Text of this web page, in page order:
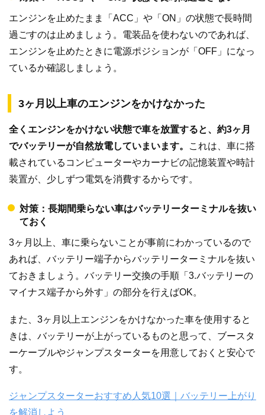
エンジンを止めたまま「ACC」や「ON」の状態で長時間
過ごすのは止めましょう。電装品を使わないのであれば、
エンジンを止めたときに電源ポジションが「OFF」になっ
ているか確認しましょう。
3ヶ月以上車のエンジンをかけなかった
全くエンジンをかけない状態で車を放置すると、約3ヶ月
でバッテリーが自然放電していまいます。
これは、車に搭
載されているコンピューターやカーナビの記憶装置や時計
装置が、少しずつ電気を消費するからです。
対策：長期間乗らない車はバッテリーターミナルを抜い
ておく
3ヶ月以上、車に乗らないことが事前にわかっているので
あれば、バッテリー端子からバッテリーターミナルを抜い
ておきましょう。バッテリー交換の手順「3.バッテリーの
マイナス端子から外す」の部分を行えばOK。
また、3ヶ月以上エンジンをかけなかった車を使用すると
きは、バッテリーが上がっているものと思って、ブースタ
ーケーブルやジャンプスターターを用意しておくと安心で
す。
ジャンプスターターおすすめ人気10選｜バッテリー上がり
を解消しよう